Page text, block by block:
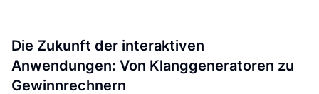
Die Zukunft der interaktiven
Anwendungen: Von Klanggeneratoren zu
Gewinnrechnern